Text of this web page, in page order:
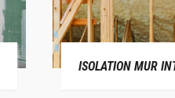
ISOLATION MUR